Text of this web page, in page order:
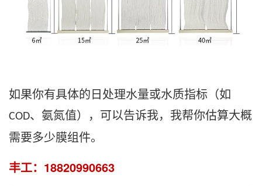
如果你有具体的日处理水量或水质指标（如
COD、氨氮值），可以告诉我，我帮你估算大概
需要多少膜组件。
丰工：18820990663